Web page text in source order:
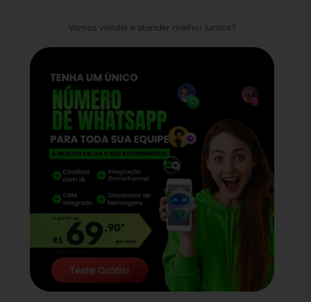
Vamos vender e atender melhor juntos?